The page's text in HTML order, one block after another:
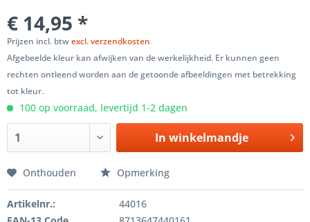
€ 14,95 *
Prijzen incl. btwexcl. verzendkosten
Afgebeelde kleur kan afwijken van de werkelijkheid. Er kunnen geen
rechten ontleend worden aan de getoonde afbeeldingen met betrekking
tot kleur.
100 op voorraad, levertijd 1-2 dagen
In winkelmandje
Onthouden Opmerking
Artikelnr.:
44016